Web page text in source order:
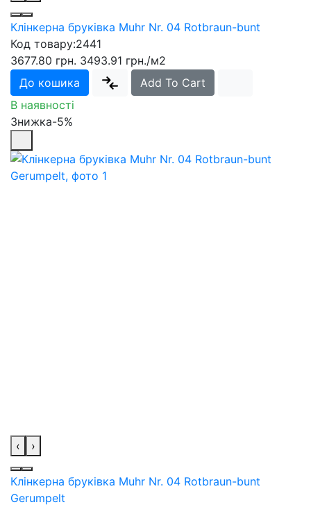
Клінкерна бруківка Muhr Nr. 04 Rotbraun-bunt
Код товару:2441
3677.80 грн. 3493.91 грн./м2
До кошика
Add To Cart
В наявності
Знижка-5%
‹ ›
Клінкерна бруківка Muhr Nr. 04 Rotbraun-bunt
Gerumpelt